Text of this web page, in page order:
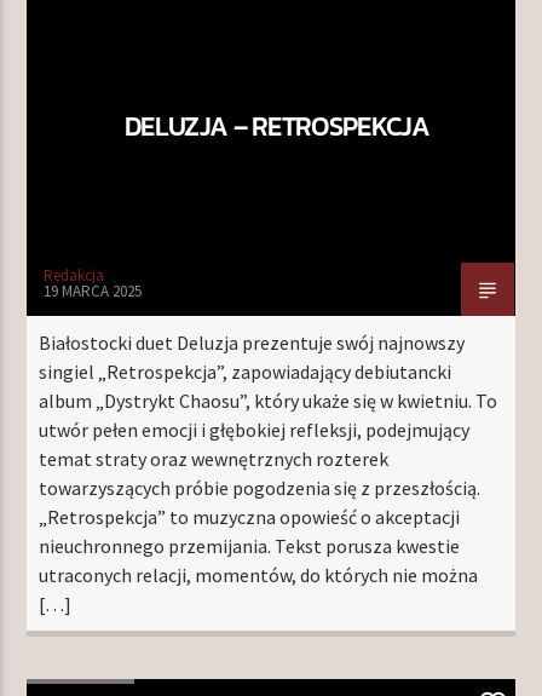
DELUZJA – RETROSPEKCJA
Redakcja
19 MARCA 2025
Białostocki duet Deluzja prezentuje swój najnowszy
singiel „Retrospekcja”, zapowiadający debiutancki
album „Dystrykt Chaosu”, który ukaże się w kwietniu. To
utwór pełen emocji i głębokiej refleksji, podejmujący
temat straty oraz wewnętrznych rozterek
towarzyszących próbie pogodzenia się z przeszłością.
„Retrospekcja” to muzyczna opowieść o akceptacji
nieuchronnego przemijania. Tekst porusza kwestie
utraconych relacji, momentów, do których nie można
[…]